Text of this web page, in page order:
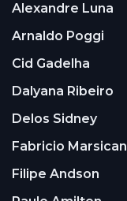
Alexandre Luna
Arnaldo Poggi
Cid Gadelha
Dalyana Ribeiro
Delos Sidney
Fabricio
Filipe Andson